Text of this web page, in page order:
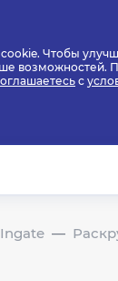
Чтобы
возможностей.
с